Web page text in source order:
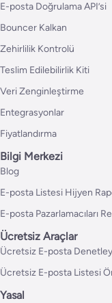
E-posta Doğrulama API’si
Bouncer Kalkan
Zehirlilik Kontrolü
Teslim Edilebilirlik Kiti
Veri Zenginleştirme
Entegrasyonlar
Fiyatlandırma
Bilgi Merkezi
Blog
E-posta Listesi Hijyen
E-posta Pazarlamacıları
Ücretsiz Araçlar
Ücretsiz E-posta
Ücretsiz E-posta Listesi
Yasal